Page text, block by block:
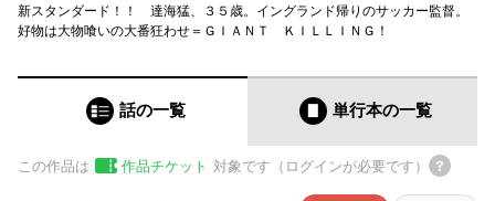
新スタンダード！！ 達海猛、３５歳。イングランド帰りのサッカー監督。
好物は大物喰いの大番狂わせ＝ＧＩＡＮＴ ＫＩＬＬＩＮＧ！
話の一覧 単行本の一覧
この作品は 作品チケット 対象です（ログインが必要です）